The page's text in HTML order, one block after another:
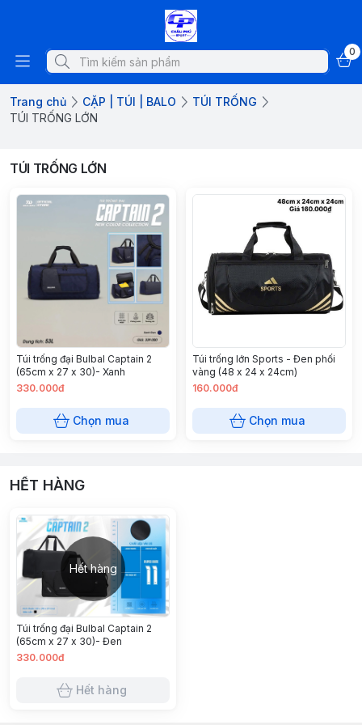
0
Trang chủ CẶP | TÚI | BALO
TÚI TRỐNG
TÚI TRỐNG LỚN
TÚI TRỐNG LỚN
Túi trống đại Bulbal Captain 2
(65cm x 27 x 30)- Xanh
330.000đ
Chọn mua
Túi trống lớn Sports - Đen phối
vàng (48 x 24 x 24cm)
160.000đ
Chọn mua
HẾT HÀNG
Hết hàng
Túi trống đại Bulbal Captain 2
(65cm x 27 x 30)- Đen
330.000đ
Hết hàng